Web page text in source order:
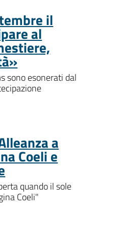
il
al
sono esonerati dal
a
Coeli e
quando il sole
Coeli"